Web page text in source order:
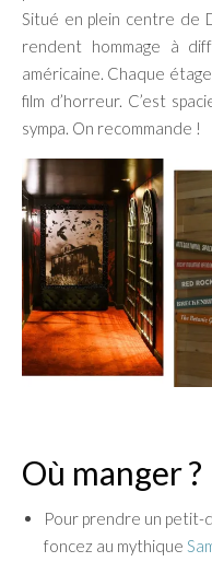
Situé en plein centre de
rendent hommage à
américaine. Chaque
film d’horreur. C’est
sympa. On recommande !
Où manger ?
Pour prendre un
foncez au mythique